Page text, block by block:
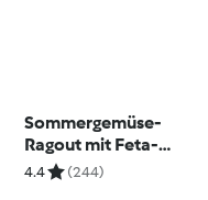
Sommergemüse-
Ragout mit Feta-
Päckchen
4.4 (244)